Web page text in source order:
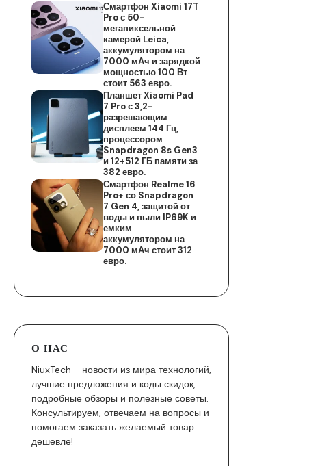
Смартфон Xiaomi 17T
Pro с 50-
мегапиксельной
камерой Leica,
аккумулятором на
7000 мАч и зарядкой
мощностью 100 Вт
стоит 563 евро.
Планшет Xiaomi Pad
7 Pro с 3,2-
разрешающим
дисплеем 144 Гц,
процессором
Snapdragon 8s Gen3
и 12+512 ГБ памяти за
382 евро.
Смартфон Realme 16
Pro+ со Snapdragon
7 Gen 4, защитой от
воды и пыли IP69K и
емким
аккумулятором на
7000 мАч стоит 312
евро.
О НАС
NiuxTech - новости из мира технологий,
лучшие предложения и коды скидок,
подробные обзоры и полезные советы.
Консультируем, отвечаем на вопросы и
помогаем заказать желаемый товар
дешевле!